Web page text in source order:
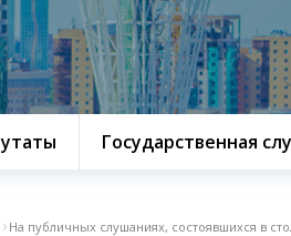
Государственная
На публичных слушаниях, состоявшихся в